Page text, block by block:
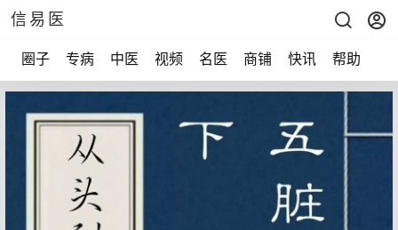
信易医
圈子 专病 中医 视频 名医 商铺 快讯 帮助